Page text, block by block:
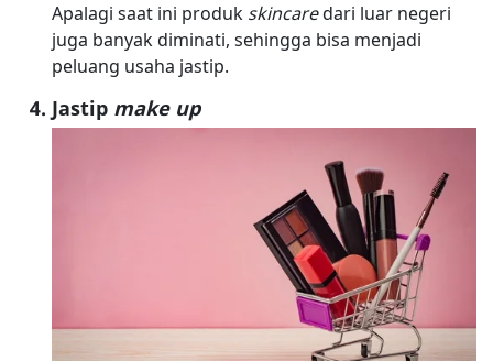
Apalagi saat ini produk skincaredari luar negeri
juga banyak diminati, sehingga bisa menjadi
peluang usaha jastip.
Jastip make up